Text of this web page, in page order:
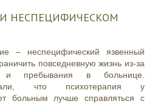
НЕСПЕЦИФИЧЕСКОМ
– неспецифический язвенный
повседневную жизнь из-за
и пребывания в больнице.
что психотерапия у
больным лучше справляться с